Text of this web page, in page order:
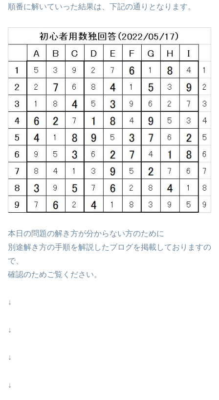
順番に解いていった結果は、下記の通りとなります。
本日の問題の解き方が分からない方のために
別途解き方の手順を解説したブログを掲載しておりますの
で、
確認のためご覧ください。
↓
↓
↓
↓